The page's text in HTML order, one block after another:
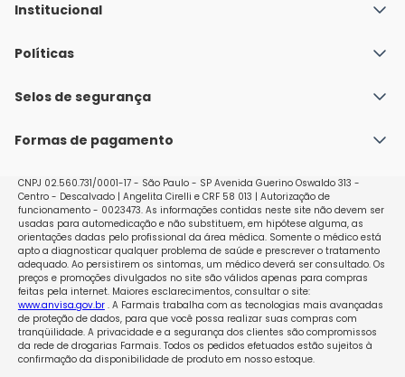
Institucional
Quem Somos
Nossas lojas
Políticas
Política de Envio
Políticas de Trocas e Devoluções
Selos de segurança
Formas de pagamento
CNPJ 02.560.731/0001-17 - São Paulo - SP Avenida Guerino Oswaldo 313 -
Centro - Descalvado | Angelita Cirelli e CRF 58 013 | Autorização de
funcionamento - 0023473. As informações contidas neste site não devem ser
usadas para automedicação e não substituem, em hipótese alguma, as
orientações dadas pelo profissional da área médica. Somente o médico está
apto a diagnosticar qualquer problema de saúde e prescrever o tratamento
adequado. Ao persistirem os sintomas, um médico deverá ser consultado. Os
preços e promoções divulgados no site são válidos apenas para compras
feitas pela internet. Maiores esclarecimentos, consultar o site:
www.anvisa.gov.br. A Farmais trabalha com as tecnologias mais avançadas
de proteção de dados, para que você possa realizar suas compras com
tranqüilidade. A privacidade e a segurança dos clientes são compromissos
da rede de drogarias Farmais. Todos os pedidos efetuados estão sujeitos à
confirmação da disponibilidade de produto em nosso estoque.